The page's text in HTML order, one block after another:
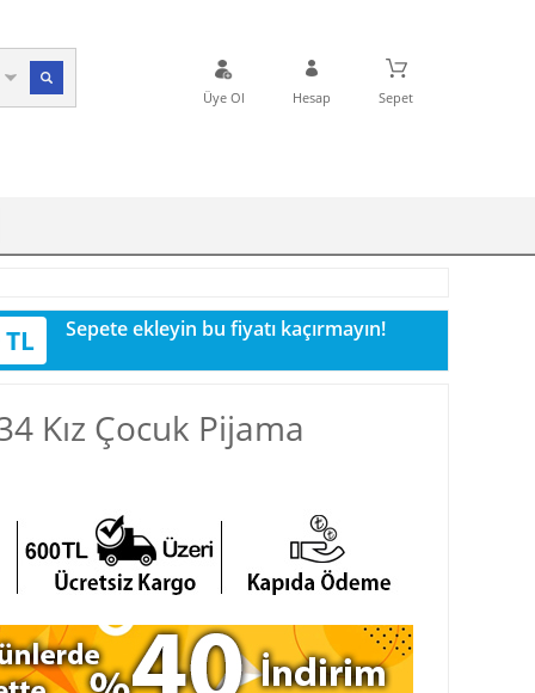
Sepet
Hesap
Üye Ol
Sepete ekleyin bu fiyatı kaçırmayın!
Kız Çocuk Pijama